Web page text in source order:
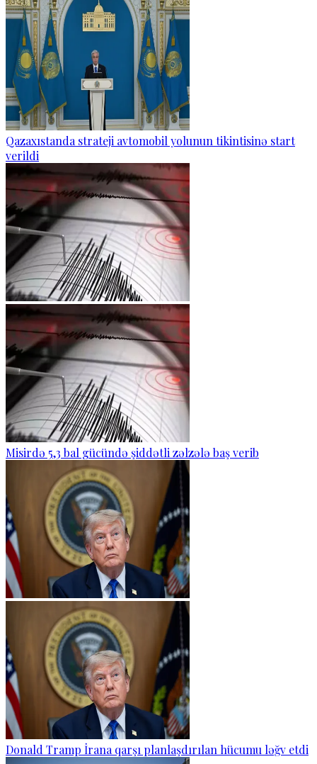
Qazaxıstanda strateji avtomobil yolunun tikintisinə start
verildi
Misirdə 5,3 bal gücündə şiddətli zəlzələ baş verib
Donald Tramp İrana qarşı planlaşdırılan hücumu ləğv etdi